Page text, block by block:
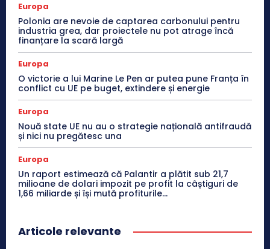
Europa
Polonia are nevoie de captarea carbonului pentru
industria grea, dar proiectele nu pot atrage încă
finanțare la scară largă
Europa
O victorie a lui Marine Le Pen ar putea pune Franța în
conflict cu UE pe buget, extindere și energie
Europa
Nouă state UE nu au o strategie națională antifraudă
și nici nu pregătesc una
Europa
Un raport estimează că Palantir a plătit sub 21,7
milioane de dolari impozit pe profit la câștiguri de
1,66 miliarde și își mută profiturile...
Articole relevante